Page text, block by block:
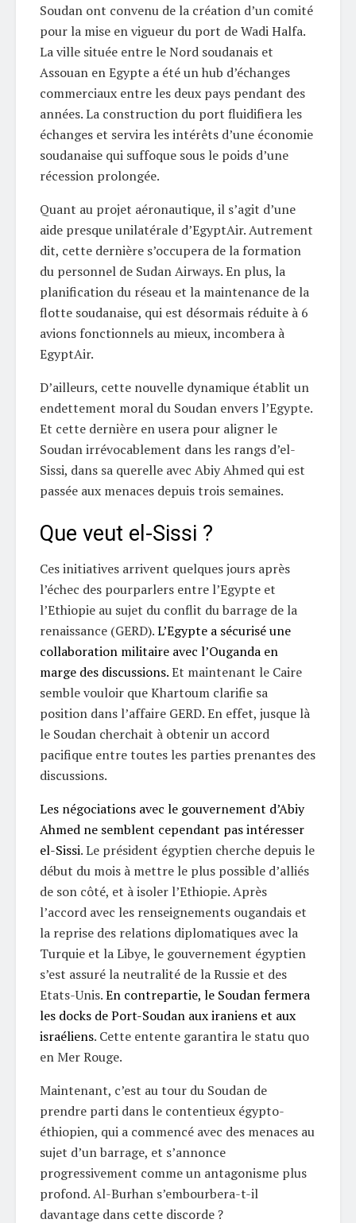
Soudan ont convenu de la création d’un comité
pour la mise en vigueur du port de Wadi Halfa.
La ville située entre le Nord soudanais et
Assouan en Egypte a été un hub d’échanges
commerciaux entre les deux pays pendant des
années. La construction du port fluidifiera les
échanges et servira les intérêts d’une économie
soudanaise qui suffoque sous le poids d’une
récession prolongée.
Quant au projet aéronautique, il s’agit d’une
aide presque unilatérale d’EgyptAir. Autrement
dit, cette dernière s’occupera de la formation
du personnel de Sudan Airways. En plus, la
planification du réseau et la maintenance de la
flotte soudanaise, qui est désormais réduite à 6
avions fonctionnels au mieux, incombera à
EgyptAir.
D’ailleurs, cette nouvelle dynamique établit un
endettement moral du Soudan envers l’Egypte.
Et cette dernière en usera pour aligner le
Soudan irrévocablement dans les rangs d’el-
Sissi, dans sa querelle avec Abiy Ahmed qui est
passée aux menaces depuis trois semaines.
Que veut el-Sissi ?
Ces initiatives arrivent quelques jours après
l’échec des pourparlers entre l’Egypte et
l’Ethiopie au sujet du conflit du barrage de la
renaissance (GERD).L’Egypte a sécurisé une
collaboration militaire avec l’Ouganda en
marge des discussions.Et maintenant le Caire
semble vouloir que Khartoum clarifie sa
position dans l’affaire GERD. En effet, jusque là
le Soudan cherchait à obtenir un accord
pacifique entre toutes les parties prenantes des
discussions.
Les négociations avec le gouvernement d’Abiy
Ahmed ne semblent cependant pas intéresser
el-Sissi. Le président égyptien cherche depuis le
début du mois à mettre le plus possible d’alliés
de son côté, et à isoler l’Ethiopie. Après
l’accord avec les renseignements ougandais et
la reprise des relations diplomatiques avec la
Turquie et la Libye, le gouvernement égyptien
s’est assuré la neutralité de la Russie et des
Etats-Unis.En contrepartie, le Soudan fermera
les docks de Port-Soudan aux iraniens et aux
israéliens. Cette entente garantira le statu quo
en Mer Rouge.
Maintenant, c’est au tour du Soudan de
prendre parti dans le contentieux égypto-
éthiopien, qui a commencé avec des menaces au
sujet d’un barrage, et s’annonce
progressivement comme un antagonisme plus
profond. Al-Burhan s’embourbera-t-il
davantage dans cette discorde ?